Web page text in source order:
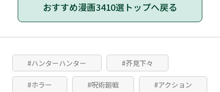
おすすめ漫画3410選トップへ戻る
#ハンターハンター #芥見下々
#ホラー #呪術廻戦 #アクション